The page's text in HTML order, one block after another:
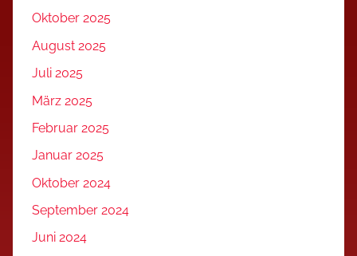
Oktober 2025
August 2025
Juli 2025
März 2025
Februar 2025
Januar 2025
Oktober 2024
September 2024
Juni 2024